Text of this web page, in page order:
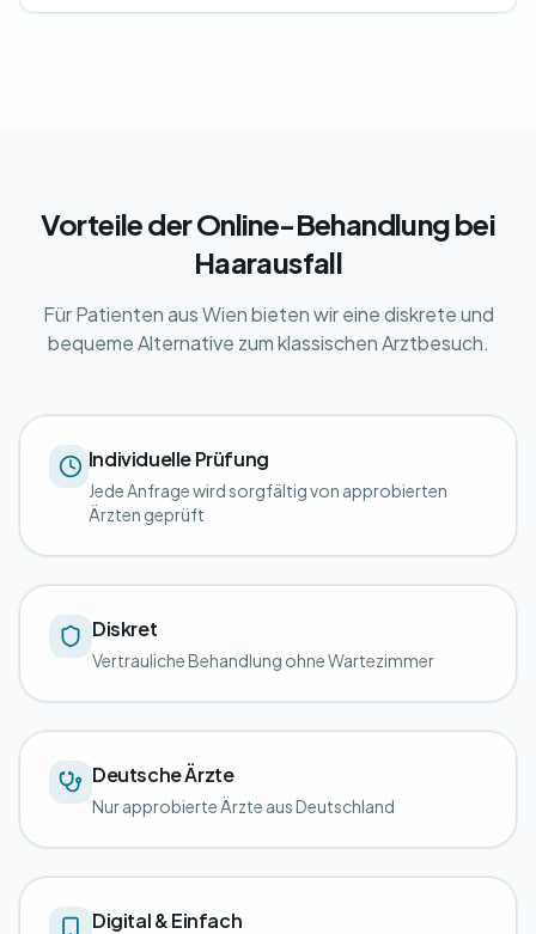
Vorteile der Online-Behandlung bei
Haarausfall
Für Patienten aus Wien bieten wir eine diskrete und
bequeme Alternative zum klassischen Arztbesuch.
Individuelle Prüfung
Jede Anfrage wird sorgfältig von approbierten
Ärzten geprüft
Diskret
Vertrauliche Behandlung ohne Wartezimmer
Deutsche Ärzte
Nur approbierte Ärzte aus Deutschland
Digital & Einfach